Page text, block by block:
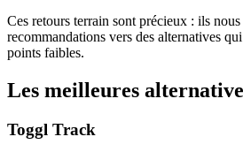
Ces retours terrain sont précieux : ils
recommandations vers des alternatives
points faibles.
Les meilleures
Toggl Track